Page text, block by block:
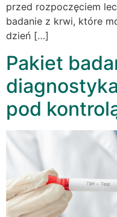
przed rozpoczęciem
badanie z krwi, które
dzień […]
Pakiet
pod